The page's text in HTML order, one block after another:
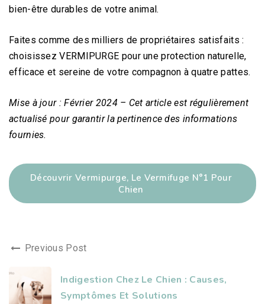
bien-être durables de votre animal.
Faites comme des milliers de propriétaires satisfaits :
choisissez VERMIPURGE pour une protection naturelle,
efficace et sereine de votre compagnon à quatre pattes.
Mise à jour : Février 2024 – Cet article est régulièrement
actualisé pour garantir la pertinence des informations
fournies.
Découvrir Vermipurge, Le Vermifuge N°1 Pour
Chien
Previous Post
Indigestion Chez Le Chien : Causes,
Symptômes Et Solutions